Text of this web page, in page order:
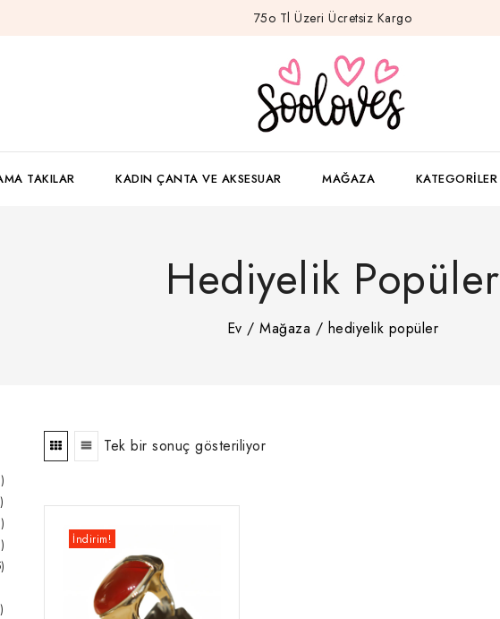
75o Tl Üzeri Ücretsiz Kargo
TAKILAR KADIN ÇANTA VE AKSESUAR MAĞAZA KATEGORILER
Hediyelik Popüler
Ev / Mağaza / hediyelik popüler
Tek bir sonuç gösteriliyor
İndirim!
12
ürün
31
ürün
58
ürün
18
ürün
45
11